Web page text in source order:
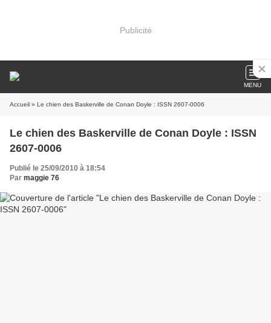
Publicité
MENU
Accueil » Le chien des Baskerville de Conan Doyle : ISSN 2607-0006
Le chien des Baskerville de Conan Doyle : ISSN
2607-0006
Publié le 25/09/2010 à 18:54
Par maggie 76